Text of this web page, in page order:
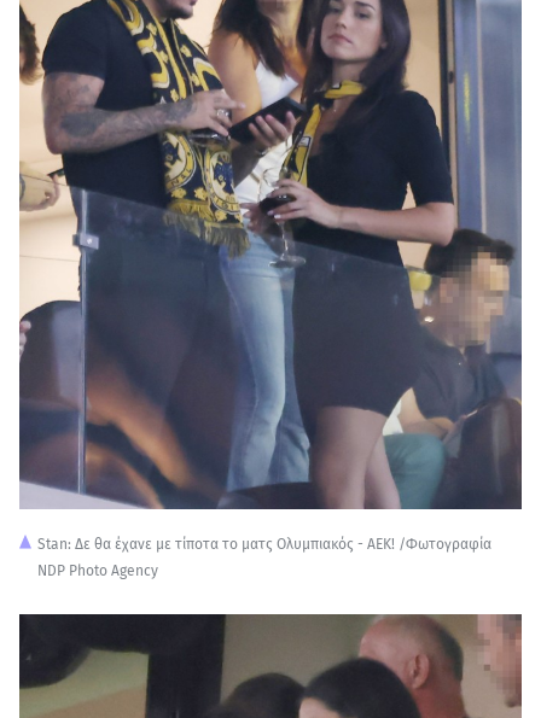
Stan: Δε θα έχανε με τίποτα το ματς Ολυμπιακός - ΑΕΚ! /Φωτογραφία
NDP Photo Agency